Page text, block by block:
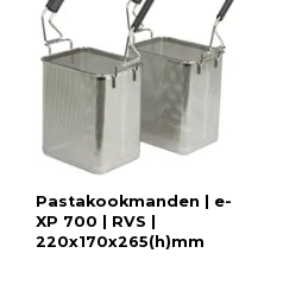
Pastakookmanden | e-
XP 700 | RVS |
220x170x265(h)mm